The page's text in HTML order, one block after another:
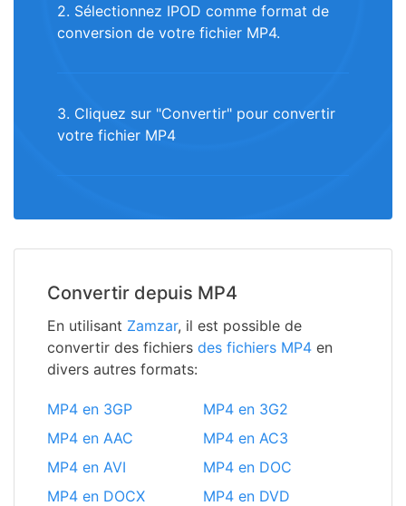
2. Sélectionnez IPOD comme format de
conversion de votre fichier MP4.
3. Cliquez sur "Convertir" pour convertir
votre fichier MP4
Convertir depuis MP4
En utilisant Zamzar, il est possible de
convertir des fichiers des fichiers MP4 en
divers autres formats:
MP4 en 3GP
MP4 en 3G2
MP4 en AAC
MP4 en AC3
MP4 en AVI
MP4 en DOC
MP4 en DOCX
MP4 en DVD